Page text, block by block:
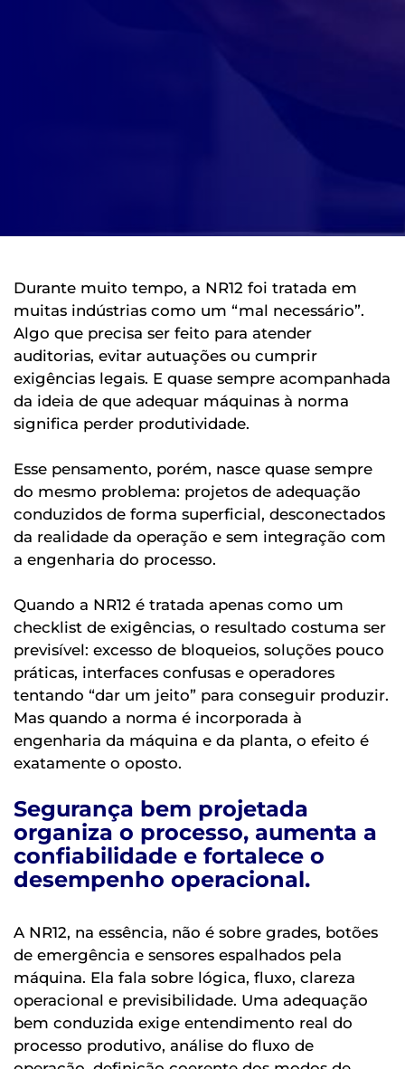
Durante muito tempo, a NR12 foi tratada em
muitas indústrias como um “mal necessário”.
Algo que precisa ser feito para atender
auditorias, evitar autuações ou cumprir
exigências legais. E quase sempre acompanhada
da ideia de que adequar máquinas à norma
significa perder produtividade.
Esse pensamento, porém, nasce quase sempre
do mesmo problema: projetos de adequação
conduzidos de forma superficial, desconectados
da realidade da operação e sem integração com
a engenharia do processo.
Quando a NR12 é tratada apenas como um
checklist de exigências, o resultado costuma ser
previsível: excesso de bloqueios, soluções pouco
práticas, interfaces confusas e operadores
tentando “dar um jeito” para conseguir produzir.
Mas quando a norma é incorporada à
engenharia da máquina e da planta, o efeito é
exatamente o oposto.
Segurança bem projetada
organiza o processo, aumenta a
confiabilidade e fortalece o
desempenho operacional.
A NR12, na essência, não é sobre grades, botões
de emergência e sensores espalhados pela
máquina. Ela fala sobre lógica, fluxo, clareza
operacional e previsibilidade. Uma adequação
bem conduzida exige entendimento real do
processo produtivo, análise do fluxo de